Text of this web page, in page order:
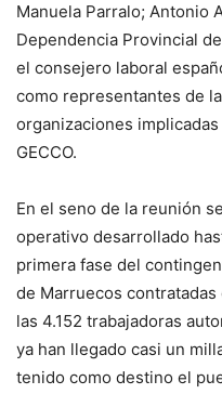
Manuela Parralo; Antonio
Dependencia Provincial
el consejero laboral
como representantes de
organizaciones
GECCO.
En el seno de la reunión
operativo desarrollado
primera fase del
de Marruecos
las 4.152 trabajadoras
ya han llegado casi un
tenido como destino el